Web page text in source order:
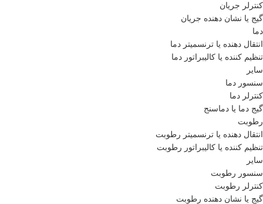
کنترلر جریان
گیج یا نشان دهنده جریان
دما
انتقال دهنده یا ترنسمیتر دما
تنظیم کننده یا کالیبراتور دما
سایر
سنسور دما
کنترلر دما
گیج دما یا دماسنج
رطوبت
انتقال دهنده یا ترنسمیتر رطوبت
تنظیم کننده یا کالیبراتور رطوبت
سایر
سنسور رطوبت
کنترلر رطوبت
گیج یا نشان دهنده رطوبت